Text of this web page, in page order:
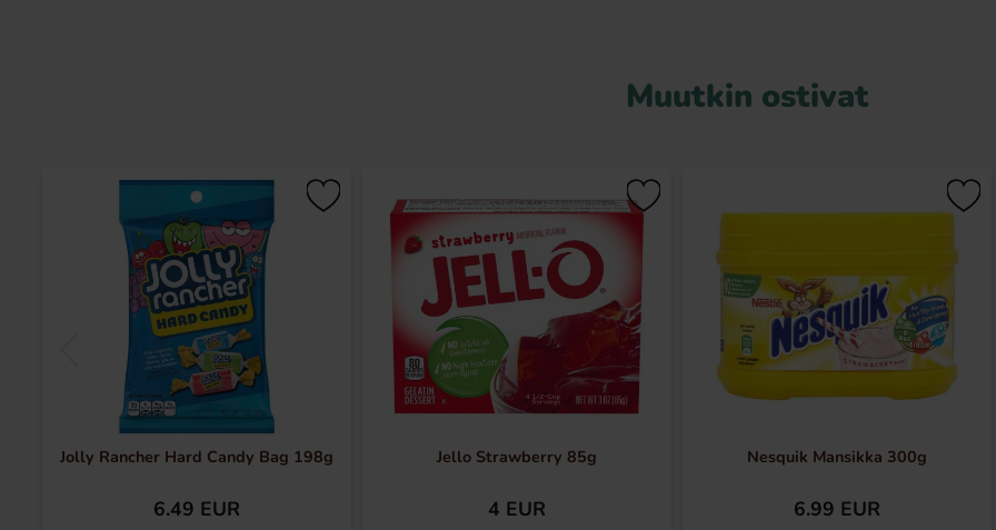
Muutkin ostivat
Jolly Rancher Hard Candy Bag 198g
6.49 EUR
Jello Strawberry 85g
4 EUR
Nesquik Mansikka 300g
6.99 EUR